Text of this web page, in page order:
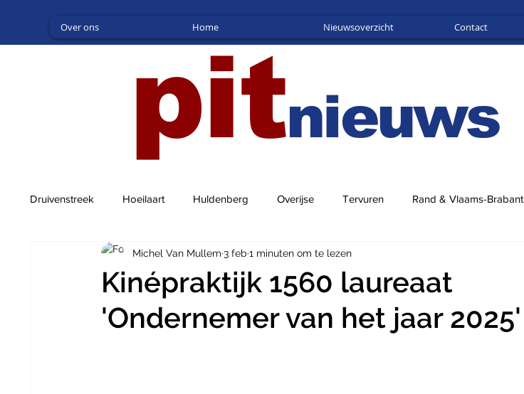
Over ons Home Nieuwsoverzicht Contact
pitnieuws
Druivenstreek Hoeilaart Huldenberg Overijse Tervuren Rand & Vlaams-Brabant
Kinépraktijk 1560 laureaat
'Ondernemer van het jaar 2025'
Michel Van Mullem 3 feb 1 minuten om te lezen